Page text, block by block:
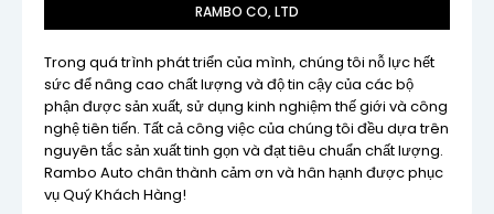
RAMBO CO, LTD
Trong quá trình phát triển của mình, chúng tôi nỗ lực hết
sức để nâng cao chất lượng và độ tin cậy của các bộ
phận được sản xuất, sử dụng kinh nghiệm thế giới và công
nghệ tiên tiến. Tất cả công việc của chúng tôi đều dựa trên
nguyên tắc sản xuất tinh gọn và đạt tiêu chuẩn chất lượng.
Rambo Auto chân thành cảm ơn và hân hạnh được phục
vụ Quý Khách Hàng!